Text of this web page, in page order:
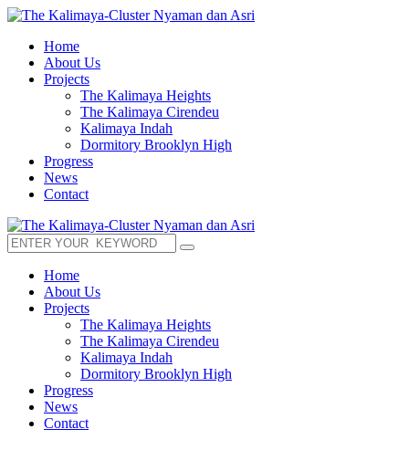
Home
About Us
Projects
The Kalimaya Heights
The Kalimaya Cirendeu
Kalimaya Indah
Dormitory Brooklyn High
Progress
News
Contact
Home
About Us
Projects
The Kalimaya Heights
The Kalimaya Cirendeu
Kalimaya Indah
Dormitory Brooklyn High
Progress
News
Contact